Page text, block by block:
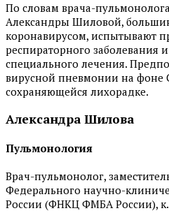
По словам врача-
Александры Шиловой,
коронавирусом, испытывают
респираторного заболевания
специального лечения.
вирусной пневмонии на фоне
сохраняющейся лихорадке.
Александра Шилова
Пульмонология
Врач-пульмонолог,
Федерального научно-
России (ФНКЦ ФМБА России),